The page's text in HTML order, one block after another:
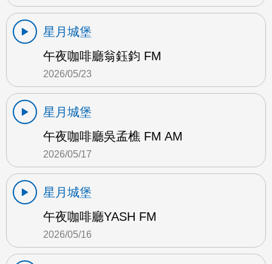
星月城堡
午夜咖啡廳翁鈺鈞 FM
2026/05/23
星月城堡
午夜咖啡廳吳孟樵 FM AM
2026/05/17
星月城堡
午夜咖啡廳YASH FM
2026/05/16